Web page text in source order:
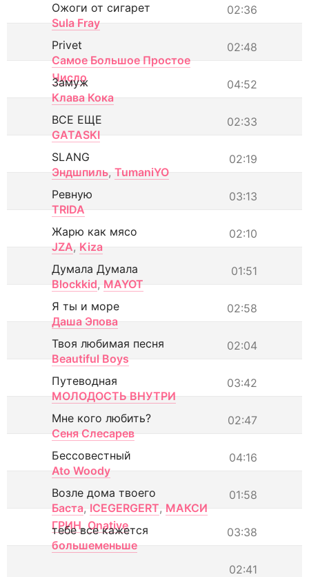
02:36
Ожоги от сигарет
Sula Fray
02:48
Privet
Самое Большое Простое
Число
04:52
Замуж
Клава Кока
02:33
ВСЕ ЕЩЕ
GATASKI
02:19
SLANG
Эндшпиль, TumaniYO
03:13
Ревную
TRIDA
02:10
Жарю как мясо
JZA, Kiza
01:51
Думала Думала
Blockkid, MAYOT
02:58
Я ты и море
Даша Эпова
02:04
Твоя любимая песня
Beautiful Boys
03:42
Путеводная
МОЛОДОСТЬ ВНУТРИ
02:47
Мне кого любить?
Сеня Слесарев
04:16
Бессовестный
Ato Woody
01:58
Возле дома твоего
Баста, ICEGERGERT, МАКСИ
ГРИН, Onative 03:38
тебе все кажется
большеменьше
02:41